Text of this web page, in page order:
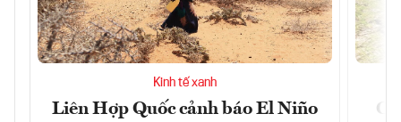
Kinh tế xanh
Liên Hợp Quốc cảnh báo El Niño